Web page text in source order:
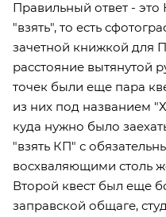
Правильный ответ -
"взять", то есть
зачетной книжкой для
расстояние вытянутой
точек были еще пара
из них под названием
куда нужно было
"взять КП" с
восхваляющими столь
Второй квест был еще
заправской общаге,